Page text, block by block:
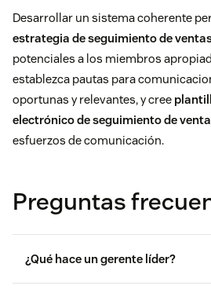
Desarrollar un sistema coherente
estrategia de seguimiento de
potenciales a los miembros
establezca pautas para
oportunas y relevantes, y cree
electrónico de seguimiento de
esfuerzos de comunicación.
Preguntas
¿Qué hace un gerente líder?